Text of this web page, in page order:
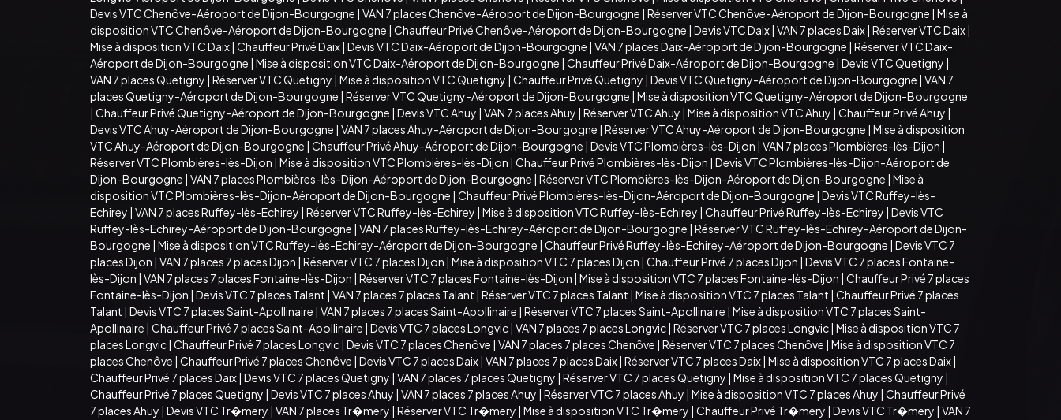
Devis VTC Chenôve-Aéroport de Dijon-Bourgogne | VAN 7 places Chenôve-Aéroport de Dijon-Bourgogne | Réserver VTC Chenôve-Aéroport de Dijon-Bourgogne | Mise à
disposition VTC Chenôve-Aéroport de Dijon-Bourgogne | Chauffeur Privé Chenôve-Aéroport de Dijon-Bourgogne | Devis VTC Daix| VAN 7 places Daix| Réserver VTC Daix|
Mise à disposition VTC Daix| Chauffeur Privé Daix| Devis VTC Daix-Aéroport de Dijon-Bourgogne | VAN 7 places Daix-Aéroport de Dijon-Bourgogne | Réserver VTC Daix-
Aéroport de Dijon-Bourgogne | Mise à disposition VTC Daix-Aéroport de Dijon-Bourgogne | Chauffeur Privé Daix-Aéroport de Dijon-Bourgogne | Devis VTC Quetigny |
VAN 7 places Quetigny | Réserver VTC Quetigny | Mise à disposition VTC Quetigny | Chauffeur Privé Quetigny | Devis VTC Quetigny-Aéroport de Dijon-Bourgogne | VAN 7
places Quetigny-Aéroport de Dijon-Bourgogne | Réserver VTC Quetigny-Aéroport de Dijon-Bourgogne | Mise à disposition VTC Quetigny-Aéroport de Dijon-Bourgogne
| Chauffeur Privé Quetigny-Aéroport de Dijon-Bourgogne | Devis VTC Ahuy | VAN 7 places Ahuy | Réserver VTC Ahuy | Mise à disposition VTC Ahuy | Chauffeur Privé Ahuy |
Devis VTC Ahuy-Aéroport de Dijon-Bourgogne | VAN 7 places Ahuy-Aéroport de Dijon-Bourgogne | Réserver VTC Ahuy-Aéroport de Dijon-Bourgogne | Mise à disposition
VTC Ahuy-Aéroport de Dijon-Bourgogne | Chauffeur Privé Ahuy-Aéroport de Dijon-Bourgogne | Devis VTC Plombières-lès-Dijon | VAN 7 places Plombières-lès-Dijon |
Réserver VTC Plombières-lès-Dijon | Mise à disposition VTC Plombières-lès-Dijon | Chauffeur Privé Plombières-lès-Dijon | Devis VTC Plombières-lès-Dijon-Aéroport de
Dijon-Bourgogne | VAN 7 places Plombières-lès-Dijon-Aéroport de Dijon-Bourgogne | Réserver VTC Plombières-lès-Dijon-Aéroport de Dijon-Bourgogne | Mise à
disposition VTC Plombières-lès-Dijon-Aéroport de Dijon-Bourgogne | Chauffeur Privé Plombières-lès-Dijon-Aéroport de Dijon-Bourgogne | Devis VTC Ruffey-lès-
Echirey | VAN 7 places Ruffey-lès-Echirey | Réserver VTC Ruffey-lès-Echirey | Mise à disposition VTC Ruffey-lès-Echirey | Chauffeur Privé Ruffey-lès-Echirey | Devis VTC
Ruffey-lès-Echirey-Aéroport de Dijon-Bourgogne | VAN 7 places Ruffey-lès-Echirey-Aéroport de Dijon-Bourgogne | Réserver VTC Ruffey-lès-Echirey-Aéroport de Dijon-
Bourgogne | Mise à disposition VTC Ruffey-lès-Echirey-Aéroport de Dijon-Bourgogne | Chauffeur Privé Ruffey-lès-Echirey-Aéroport de Dijon-Bourgogne | Devis VTC 7
places Dijon | VAN 7 places 7 places Dijon | Réserver VTC 7 places Dijon | Mise à disposition VTC 7 places Dijon | Chauffeur Privé 7 places Dijon | Devis VTC 7 places Fontaine-
lès-Dijon | VAN 7 places 7 places Fontaine-lès-Dijon | Réserver VTC 7 places Fontaine-lès-Dijon | Mise à disposition VTC 7 places Fontaine-lès-Dijon | Chauffeur Privé 7 places
Fontaine-lès-Dijon | Devis VTC 7 places Talant | VAN 7 places 7 places Talant | Réserver VTC 7 places Talant | Mise à disposition VTC 7 places Talant | Chauffeur Privé 7 places
Talant | Devis VTC 7 places Saint-Apollinaire | VAN 7 places 7 places Saint-Apollinaire | Réserver VTC 7 places Saint-Apollinaire | Mise à disposition VTC 7 places Saint-
Apollinaire | Chauffeur Privé 7 places Saint-Apollinaire | Devis VTC 7 places Longvic| VAN 7 places 7 places Longvic| Réserver VTC 7 places Longvic| Mise à disposition VTC 7
places Longvic| Chauffeur Privé 7 places Longvic| Devis VTC 7 places Chenôve | VAN 7 places 7 places Chenôve | Réserver VTC 7 places Chenôve | Mise à disposition VTC 7
places Chenôve | Chauffeur Privé 7 places Chenôve | Devis VTC 7 places Daix| VAN 7 places 7 places Daix| Réserver VTC 7 places Daix| Mise à disposition VTC 7 places Daix|
Chauffeur Privé 7 places Daix| Devis VTC 7 places Quetigny | VAN 7 places 7 places Quetigny | Réserver VTC 7 places Quetigny | Mise à disposition VTC 7 places Quetigny |
Chauffeur Privé 7 places Quetigny | Devis VTC 7 places Ahuy | VAN 7 places 7 places Ahuy | Réserver VTC 7 places Ahuy | Mise à disposition VTC 7 places Ahuy | Chauffeur Privé
7 places Ahuy | Devis VTC Tr�mery | VAN 7 places Tr�mery | Réserver VTC Tr�mery | Mise à disposition VTC Tr�mery | Chauffeur Privé Tr�mery | Devis VTC Tr�mery | VAN 7